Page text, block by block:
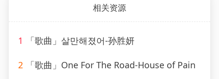
相关资源
1 「歌曲」살만해졌어-孙胜妍
2 「歌曲」One For The Road-House of Pain